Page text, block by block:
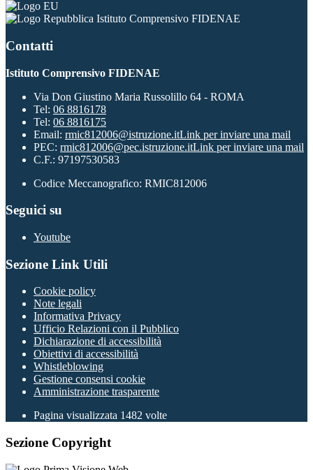
Istituto Comprensivo FIDENAE
Contatti
Istituto Comprensivo FIDENAE
Via Don Giustino Maria Russolillo 64 - ROMA
Tel: 06 8816178
Tel: 06 8816175
Email: rmic812006@istruzione.itLink per inviare una mail
PEC: rmic812006@pec.istruzione.itLink per inviare una mail
C.F.: 97197530583
Codice Meccanografico: RMIC812006
Seguici su
Youtube
Sezione Link Utili
Cookie policy
Note legali
Informativa Privacy
Ufficio Relazioni con il Pubblico
Dichiarazione di accessibilità
Obiettivi di accessibilità
Whistleblowing
Gestione consensi cookie
Amministrazione trasparente
Pagina visualizzata 1482 volte
Sezione Copyright